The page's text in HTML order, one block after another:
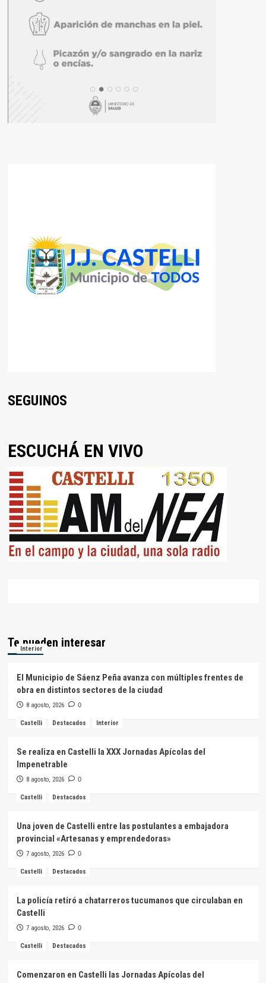
SEGUINOS
ESCUCHÁ EN VIVO
Te pueden interesar
Interior
El Municipio de Sáenz Peña avanza con múltiples frentes de
obra en distintos sectores de la ciudad
8 agosto, 2026 0
Castelli Destacados Interior
Se realiza en Castelli la XXX Jornadas Apícolas del
Impenetrable
8 agosto, 2026 0
Castelli Destacados
Una joven de Castelli entre las postulantes a embajadora
provincial «Artesanas y emprendedoras»
7 agosto, 2026 0
Castelli Destacados
La policía retiró a chatarreros tucumanos que circulaban en
Castelli
7 agosto, 2026 0
Castelli Destacados
Comenzaron en Castelli las Jornadas Apícolas del